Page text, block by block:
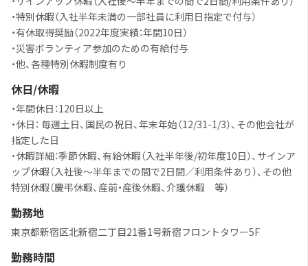
・特別休暇（入社半年未満の一部社員に利用日指定で付与）
・有休取得奨励（2022年度実績：年間10日）
・災害ボランティア参加のための有給付与
・他、各種特別休暇制度有り
休日/休暇
・年間休日：120日以上
・休日： 毎週土日、国民の祝日、年末年始（12/31-1/3）、その他会社が
指定した日
・休暇詳細：季節休暇、有給休暇（入社半年後/初年度10日）、サインア
ップ休暇（入社後～半年までの間で2日間／利用条件あり）、その他
特別休暇（慶弔休暇、産前・産後休暇、介護休暇 等）
勤務地
東京都新宿区北新宿二丁目21番1号新宿フロントタワー5F
勤務時間